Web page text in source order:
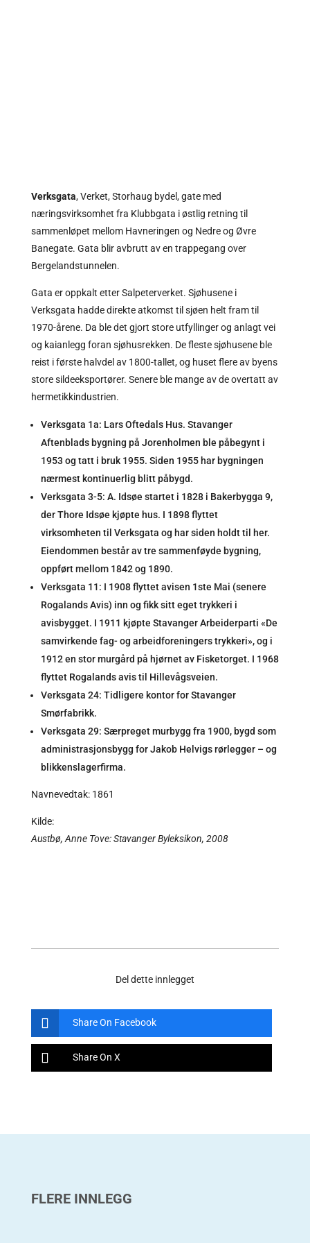
Verksgata, Verket, Storhaug bydel, gate med
næringsvirksomhet fra Klubbgata i østlig retning til
sammenløpet mellom Havneringen og Nedreog Øvre
Banegate. Gata blir avbrutt av en trappegang over
Bergelandstunnelen.
Gata er oppkalt etter Salpeterverket. Sjøhusene i
Verksgata hadde direkte atkomst til sjøen helt fram til
1970-årene. Da ble det gjort store utfyllinger og anlagt vei
og kaianlegg foran sjøhusrekken. De fleste sjøhusene ble
reist i første halvdel av 1800-tallet, og huset flere av byens
store sildeeksportører. Senere ble mange av de overtatt av
hermetikkindustrien.
Verksgata 1a: Lars Oftedals Hus. Stavanger
Aftenblads bygning på Jorenholmen ble påbegynt i
1953 og tatt i bruk 1955. Siden 1955 har bygningen
nærmest kontinuerlig blitt påbygd.
Verksgata 3-5: A. Idsøe startet i 1828 i Bakerbygga 9,
der Thore Idsøe kjøpte hus. I 1898 flyttet
virksomheten til Verksgata og har siden holdt til her.
Eiendommen består av tre sammenføyde bygning,
oppført mellom 1842 og 1890.
Verksgata 11: I 1908 flyttet avisen 1ste Mai (senere
Rogalands Avis) inn og fikk sitt eget trykkeri i
avisbygget. I 1911 kjøpte Stavanger Arbeiderparti «De
samvirkende fag- og arbeidforeningers trykkeri», og i
1912 en stor murgård på hjørnet av Fisketorget. I 1968
flyttet Rogalands avis til Hillevågsveien.
Verksgata 24: Tidligere kontor for Stavanger
Smørfabrikk.
Verksgata 29: Særpreget murbygg fra 1900, bygd som
administrasjonsbygg for Jakob Helvigs rørlegger – og
blikkenslagerfirma.
Navnevedtak: 1861
Kilde:
Austbø, Anne Tove: Stavanger Byleksikon, 2008
Del dette innlegget
Share On Facebook
Share On X
FLERE INNLEGG